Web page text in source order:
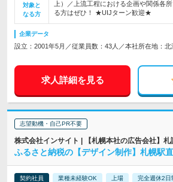
対象と
なる方
上）／上流工程における企画や関係各
る方はぜひ！ ★UIJターン歓迎★
企業データ
設立：2001年5月／従業員数：43人／本社所在地：北
求人詳細を見る
志望動機・自己PR不要
株式会社インサイト | 【札幌本社の広告会社】
ふるさと納税の【デザイン制作】札幌駅
契約社員 業種未経験OK 上場 完全週休2日